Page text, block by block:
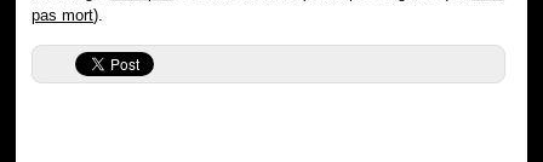
pas mort).